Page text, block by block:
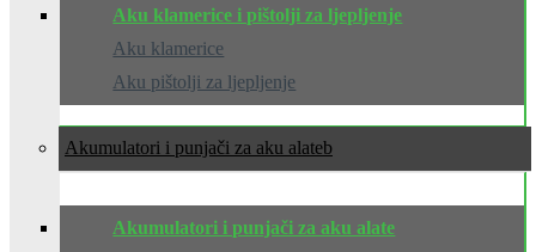
Aku klamerice i pištolji za ljepljenje
Aku klamerice
Aku pištolji za ljepljenje
Akumulatori i punjači za aku alate
Akumulatori i punjači za aku alate